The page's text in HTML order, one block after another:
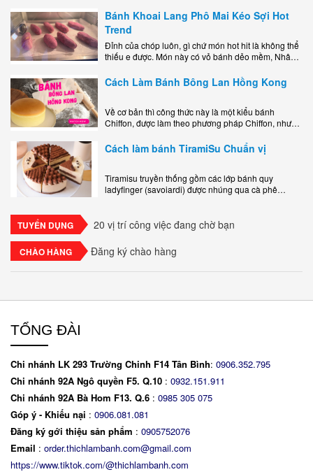
Bánh Khoai Lang Phô Mai Kéo Sợi Hot
Trend
Đỉnh của chóp luôn, gì chứ món hot hit là không thể
thiếu e được. Món này có vỏ bánh dẻo mềm, Nhân
Cách Làm Bánh Bông Lan Hồng Kong
Về cơ bản thì công thức này là một kiểu bánh
Chiffon, được làm theo phương pháp Chiffon, nhưng
ngon, làm..
Cách làm bánh TiramiSu Chuẩn vị
Tiramisu truyền thống gồm các lớp bánh quy
ladyfinger (savoiardi) được nhúng qua cà phê
TUYỂN DỤNG 20 vị trí công việc đang chờ bạn
CHÀO HÀNG Đăng ký chào hàng
TỔNG ĐÀI
Chi nhánh LK 293 Trường Chinh F14 Tân Bình: 0906.352.795
Chi nhánh 92A Ngô quyền F5. Q.10 : 0932.151.911
Chi nhánh 92A Bà Hom F13. Q.6 : 0985 305 075
Góp ý - Khiếu nại : 0906.081.081
Đăng ký gới thiệu sản phẩm : 0905752076
Email : order.thichlambanh.com@gmail.com
https://www.tiktok.com/@thichlambanh.com